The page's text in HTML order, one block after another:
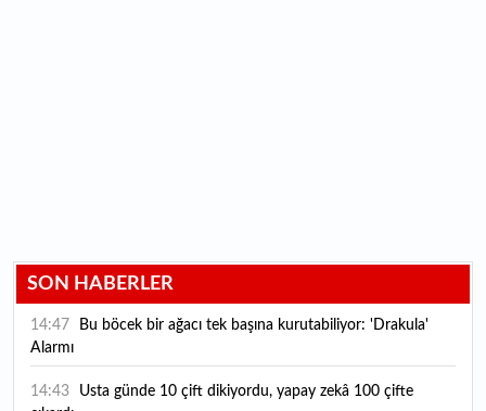
SON HABERLER
14:47
Alarmı
14:43